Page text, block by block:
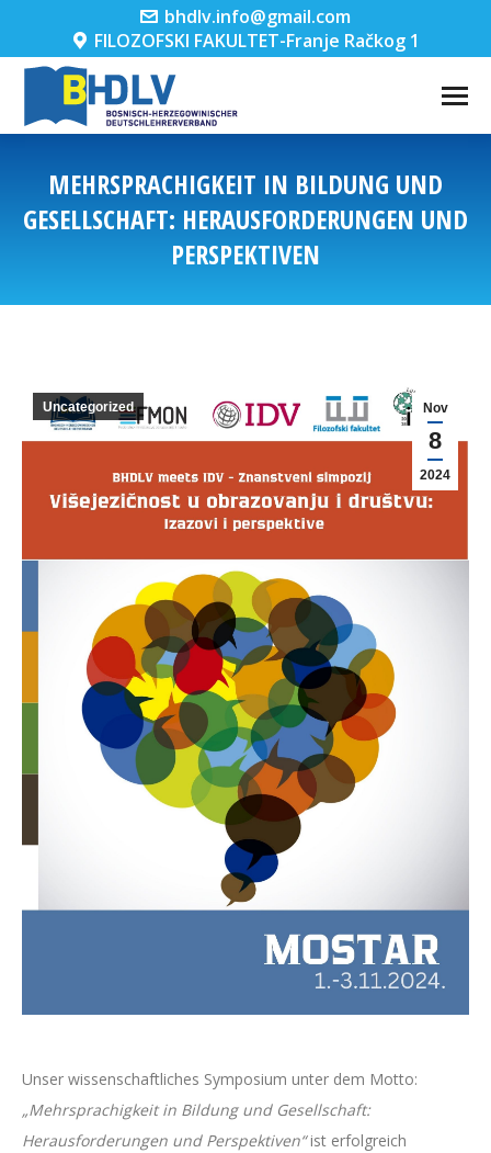
bhdlv.info@gmail.com
FILOZOFSKI FAKULTET-Franje Račkog 1
MEHRSPRACHIGKEIT IN BILDUNG UND
GESELLSCHAFT: HERAUSFORDERUNGEN UND
PERSPEKTIVEN
Nov
8
2024
Uncategorized
Unser wissenschaftliches Symposium unter dem Motto:
„Mehrsprachigkeit in Bildung und Gesellschaft:
Herausforderungen und Perspektiven“ist erfolgreich